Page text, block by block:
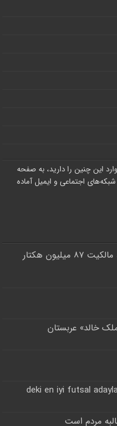
این چنین را دارید، به صفحه
اجتماعی و ایمیل آماده
از کسری آب سدهای تهران تا صدور سند مالکیت ۸۷ میلیون هکتار
خالد» عربستان
مردم است